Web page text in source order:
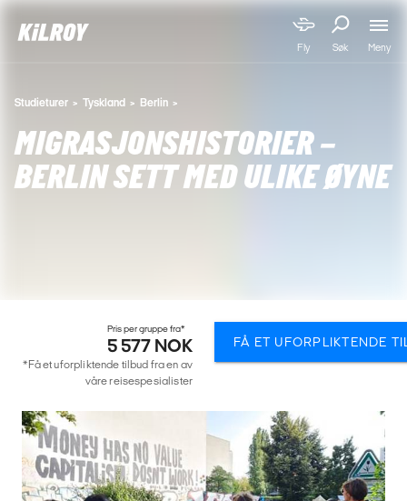
Fly Søk Meny
Studieturer Tyskland Berlin
MIGRASJONSHISTORIER –
BERLIN SETT MED ULIKE ØYNE
Pris per gruppe fra*
5 577 NOK
*Få et uforpliktende tilbud fra en av
våre reisespesialister
FÅ ET UFORPLIKTENDE